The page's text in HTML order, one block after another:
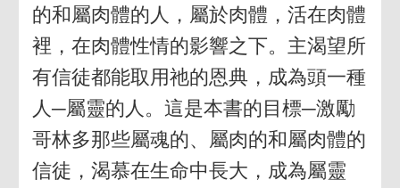
的和屬肉體的人，屬於肉體，活在肉體
裡，在肉體性情的影響之下。主渴望所
有信徒都能取用祂的恩典，成為頭一種
人─屬靈的人。這是本書的目標─激勵
哥林多那些屬魂的、屬肉的和屬肉體的
信徒，渴慕在生命中長大，成為屬靈